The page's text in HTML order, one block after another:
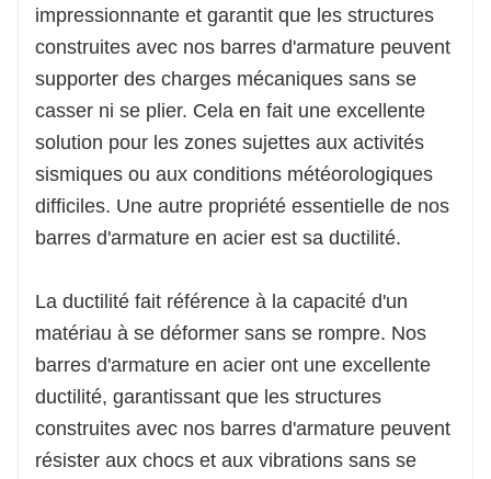
ouvrables après réception du dépôt ou L/C
impressionnante et garantit que les structures
construites avec nos barres d'armature peuvent
supporter des charges mécaniques sans se
casser ni se plier. Cela en fait une excellente
solution pour les zones sujettes aux activités
sismiques ou aux conditions météorologiques
difficiles. Une autre propriété essentielle de nos
barres d'armature en acier est sa ductilité.
La ductilité fait référence à la capacité d'un
matériau à se déformer sans se rompre. Nos
barres d'armature en acier ont une excellente
ductilité, garantissant que les structures
construites avec nos barres d'armature peuvent
résister aux chocs et aux vibrations sans se